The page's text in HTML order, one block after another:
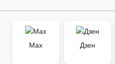
Max
Дзен